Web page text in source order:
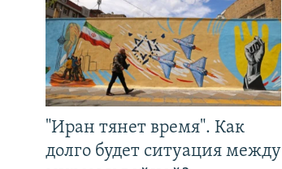
"Иран тянет время". Как
долго будет ситуация между